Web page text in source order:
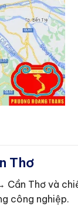
Thơ
Thơ và
công nghiệp.